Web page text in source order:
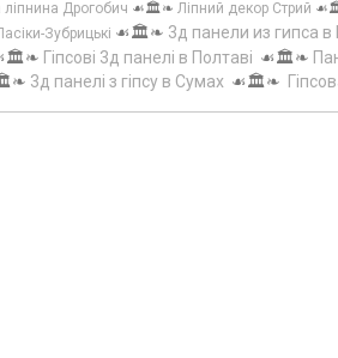
ліпнина Дрогобич ☙🏛️❧ Ліпний декор Стрий
Зубрицькі ☙🏛️❧ 3д панели из гипса
Гіпсові 3д панелі в Полтаві ☙🏛️❧
3д панелі з гіпсу в Сумах ☙🏛️❧